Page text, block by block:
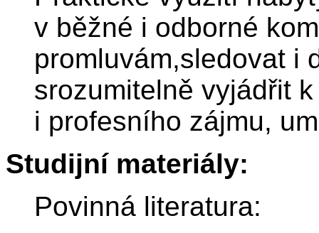
v běžné i odborné
promluvám,sledovat i
srozumitelně vyjádřit
i profesního zájmu,
Studijní materiály:
Povinná literatura: